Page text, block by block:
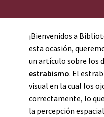
¡Bienvenidos a
esta ocasión,
un artículo sobre los
estrabismo. El
visual en la cual los
correctamente, lo
la percepción